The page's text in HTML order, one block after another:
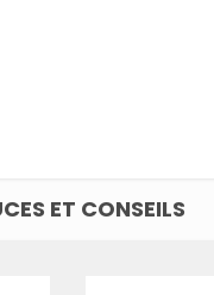
ET CONSEILS